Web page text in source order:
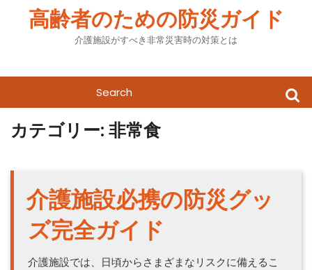
高齢者のための防災ガイド
介護施設がすべき非常災害時の対策とは
for:
カテゴリー: 非常食
介護施設必携の防災グッ
ズ完全ガイド
介護施設では、日頃からさまざまなリスクに備えるこ